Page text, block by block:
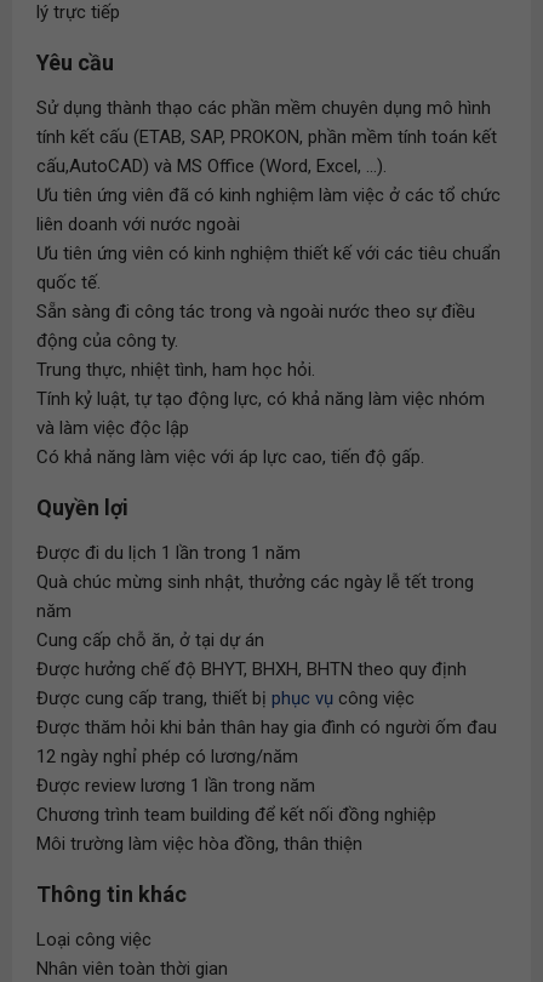
lý trực tiếp
Yêu cầu
Sử dụng thành thạo các phần mềm chuyên dụng mô hình
tính kết cấu (ETAB, SAP, PROKON, phần mềm tính toán kết
cấu,AutoCAD) và MS Office (Word, Excel, ...).
Ưu tiên ứng viên đã có kinh nghiệm làm việc ở các tổ chức
liên doanh với nước ngoài
Ưu tiên ứng viên có kinh nghiệm thiết kế với các tiêu chuẩn
quốc tế.
Sẵn sàng đi công tác trong và ngoài nước theo sự điều
động của công ty.
Trung thực, nhiệt tình, ham học hỏi.
Tính kỷ luật, tự tạo động lực, có khả năng làm việc nhóm
và làm việc độc lập
Có khả năng làm việc với áp lực cao, tiến độ gấp.
Quyền lợi
Được đi du lịch 1 lần trong 1 năm
Quà chúc mừng sinh nhật, thưởng các ngày lễ tết trong
năm
Cung cấp chỗ ăn, ở tại dự án
Được hưởng chế độ BHYT, BHXH, BHTN theo quy định
Được cung cấp trang, thiết bị phục vụ công việc
Được thăm hỏi khi bản thân hay gia đình có người ốm đau
12 ngày nghỉ phép có lương/năm
Được review lương 1 lần trong năm
Chương trình team building để kết nối đồng nghiệp
Môi trường làm việc hòa đồng, thân thiện
Thông tin khác
Loại công việc
Nhân viên toàn thời gian